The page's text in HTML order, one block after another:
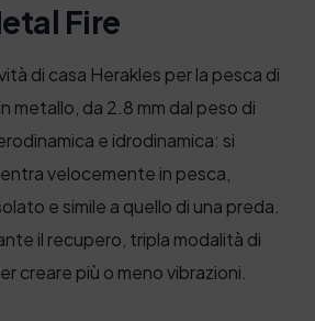
Fire
di casa Herakles per la pesca di
metallo, da 2.8 mm dal peso di
e idrodinamica: si
velocemente in pesca,
e simile a quello di una preda.
il recupero, tripla modalità di
creare più o meno vibrazioni.